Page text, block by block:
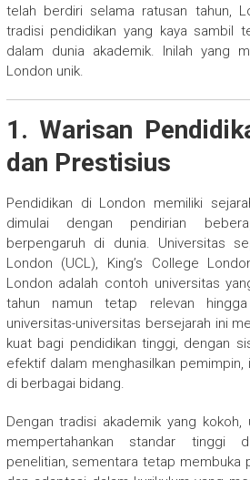
telah berdiri selama ratusan tahun,
tradisi pendidikan yang kaya sambil
dalam dunia akademik. Inilah yang
London unik.
1. Warisan
dan Prestisius
Pendidikan di London memiliki
dimulai dengan pendirian
berpengaruh di dunia. Universitas
London (UCL), King’s College
London adalah contoh universitas
tahun namun tetap relevan
universitas-universitas bersejarah ini
kuat bagi pendidikan tinggi, dengan
efektif dalam menghasilkan pemimpin,
di berbagai bidang.
Dengan tradisi akademik yang kokoh,
mempertahankan standar tinggi
penelitian, sementara tetap membuka